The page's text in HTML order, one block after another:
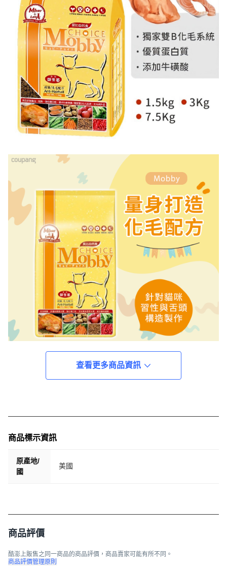
查看更多商品資訊
商品標示資訊
原產地/
國
美國
商品評價
酷澎上販售之同一商品的商品評價，商品賣家可能有所不同。
商品評價管理原則